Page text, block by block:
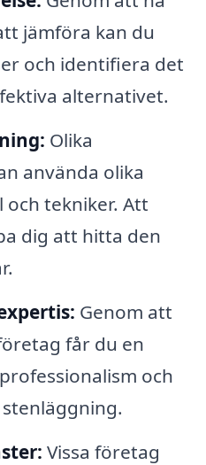
jämföra kan du
och identifiera det
alternativet.
Olika
använda olika
tekniker. Att
dig att hitta den
Genom att
får du en
och
Vissa företag